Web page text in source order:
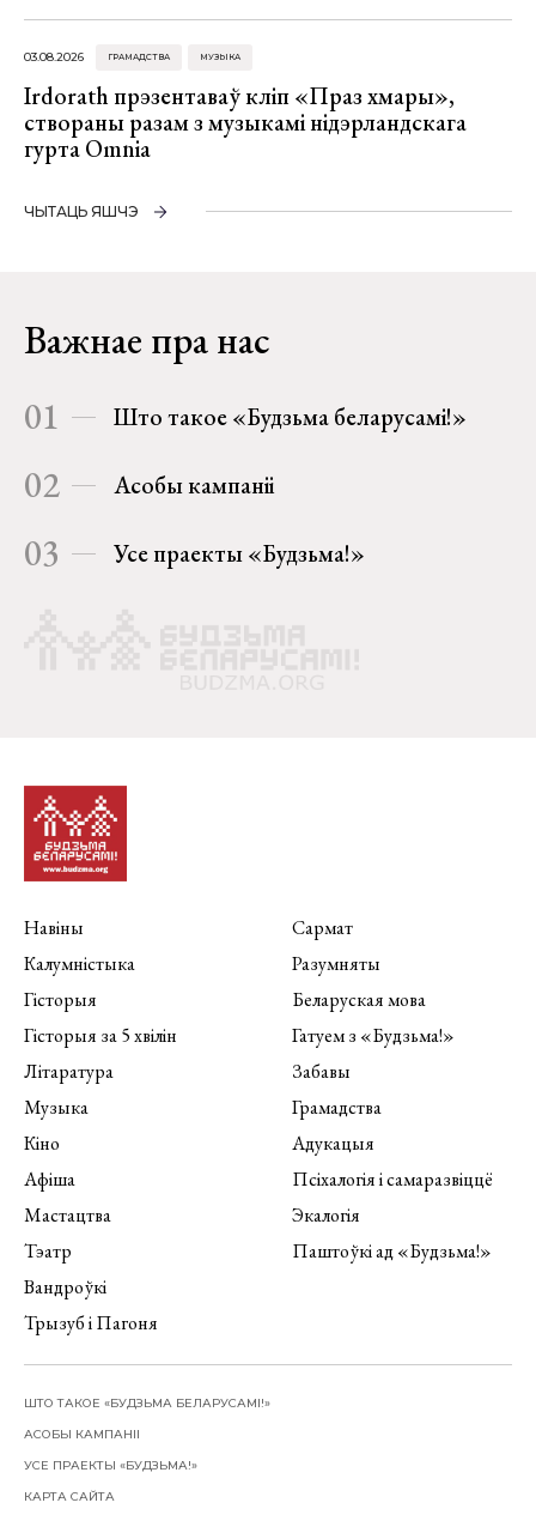
03.08.2026 ГРАМАДСТВА МУЗЫКА
Irdorath прэзентаваў кліп «Праз хмары»,
створаны разам з музыкамі нідэрландскага
гурта Omnia
ЧЫТАЦЬ ЯШЧЭ
Важнае пра нас
01 Што такое «Будзьма беларусамі!»
02 Асобы кампаніі
03 Усе праекты «Будзьма!»
Навіны
Калумністыка
Гісторыя
Гісторыя за 5 хвілін
Літаратура
Музыка
Кіно
Афіша
Мастацтва
Тэатр
Вандроўкі
Трызуб і Пагоня
Сармат
Разумняты
Беларуская мова
Гатуем з «Будзьма!»
Забавы
Грамадства
Адукацыя
Псіхалогія і самаразвіццё
Экалогія
Паштоўкі ад «Будзьма!»
ШТО ТАКОЕ «БУДЗЬМА БЕЛАРУСАМІ!»
АСОБЫ КАМПАНІІ
УСЕ ПРАЕКТЫ «БУДЗЬМА!»
КАРТА САЙТА